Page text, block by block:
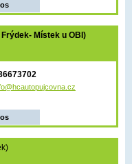
Místek u OBI)